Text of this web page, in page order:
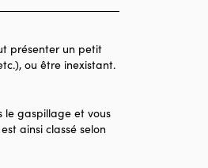
à 48.000 pièces)
présenter un petit
ou être inexistant.
le gaspillage et vous
ainsi classé selon